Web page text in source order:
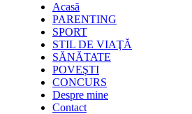
Acasă
PARENTING
SPORT
STIL DE VIAŢĂ
SĂNĂTATE
POVEŞTI
CONCURS
Despre mine
Contact